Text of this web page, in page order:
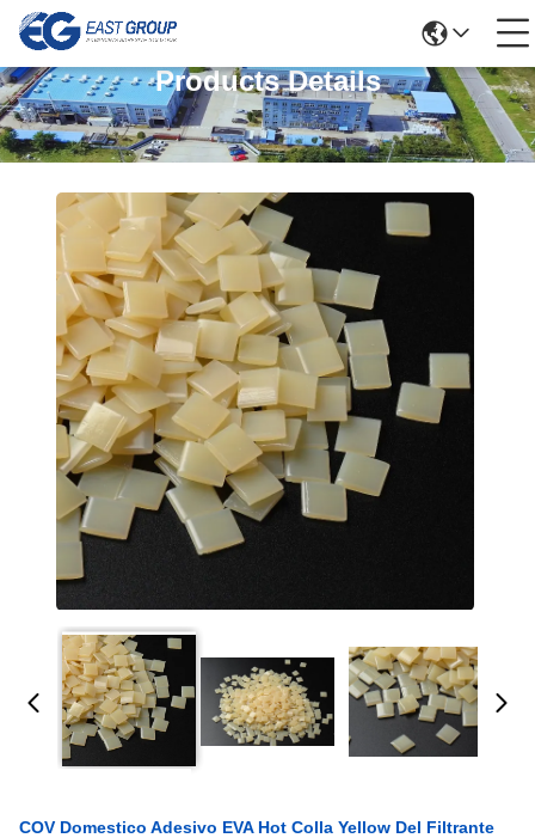
Products Details
COV Domestico Adesivo EVA Hot Colla Yellow Del Filtrante